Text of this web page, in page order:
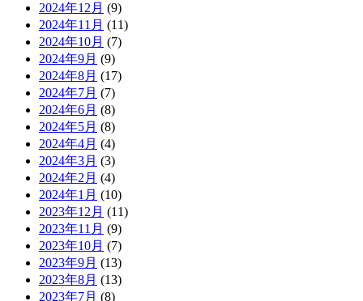
2024年12月 (9)
2024年11月 (11)
2024年10月 (7)
2024年9月 (9)
2024年8月 (17)
2024年7月 (7)
2024年6月 (8)
2024年5月 (8)
2024年4月 (4)
2024年3月 (3)
2024年2月 (4)
2024年1月 (10)
2023年12月 (11)
2023年11月 (9)
2023年10月 (7)
2023年9月 (13)
2023年8月 (13)
2023年7月 (8)